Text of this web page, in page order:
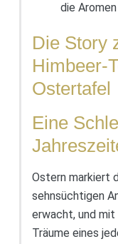
die
Die Story
Himbeer-
Ostertafel
Eine
Ostern markiert
sehnsüchtigen
erwacht, und mit
Träume eines